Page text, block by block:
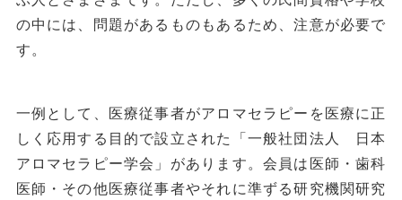
の中には、問題があるものもあるため、注意が必要で
す。
一例として、医療従事者がアロマセラピーを医療に正
しく応用する目的で設立された「一般社団法人 日本
アロマセラピー学会」があります。会員は医師・歯科
医師・その他医療従事者やそれに準ずる研究機関研究